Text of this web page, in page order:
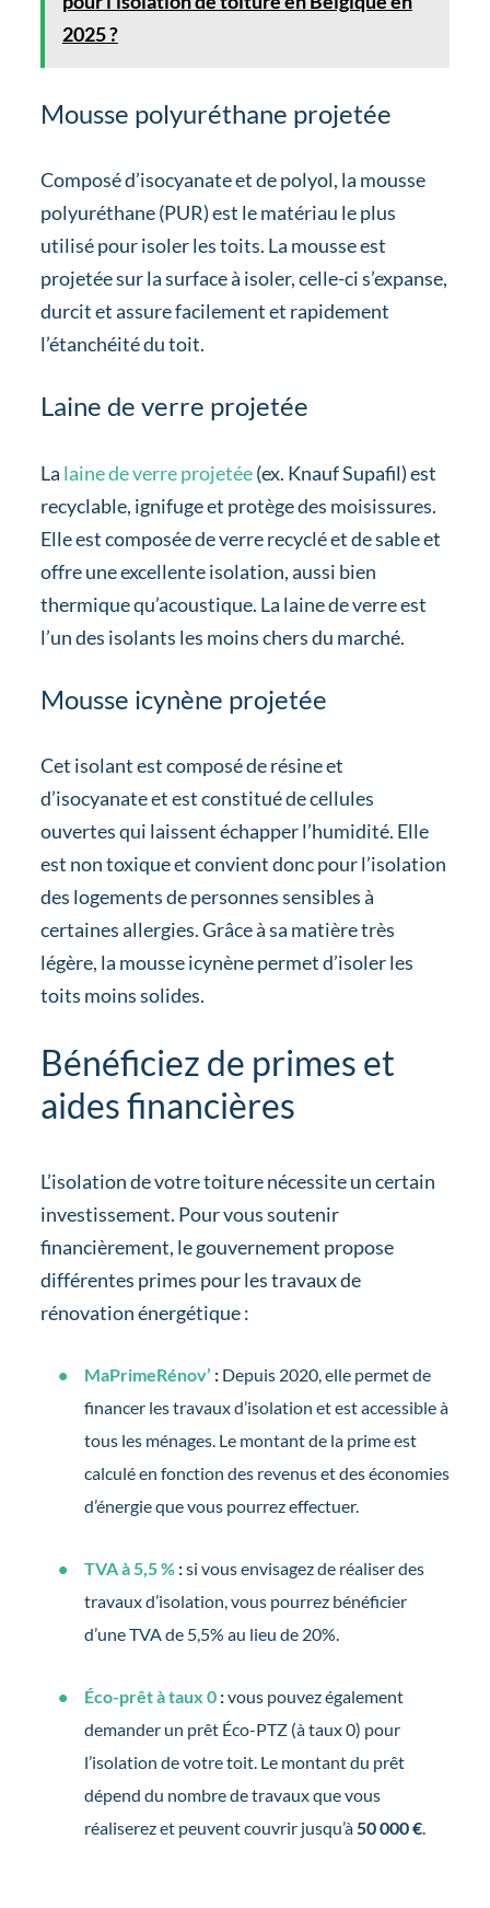
2025 ?
Mousse polyuréthane projetée
Composé d’isocyanate et de polyol, la mousse
polyuréthane (PUR) est le matériau le plus
utilisé pour isoler les toits. La mousse est
projetée sur la surface à isoler, celle-ci s’expanse,
durcit et assure facilement et rapidement
l’étanchéité du toit.
Laine de verre projetée
La laine de verre projetée(ex. Knauf Supafil) est
recyclable, ignifuge et protège des moisissures.
Elle est composée de verre recyclé et de sable et
offre une excellente isolation, aussi bien
thermique qu’acoustique. La laine de verre est
l’un des isolants les moins chers du marché.
Mousse icynène projetée
Cet isolant est composé de résine et
d’isocyanate et est constitué de cellules
ouvertes qui laissent échapper l’humidité. Elle
est non toxique et convient donc pour l’isolation
des logements de personnes sensibles à
certaines allergies. Grâce à sa matière très
légère, la mousse icynène permet d’isoler les
toits moins solides.
Bénéficiez de primes et
aides financières
L’isolation de votre toiture nécessite un certain
investissement. Pour vous soutenir
financièrement, le gouvernement propose
différentes primes pour les travaux de
rénovation énergétique :
MaPrimeRénov’ :Depuis 2020, elle permet de
financer les travaux d’isolation et est accessible à
tous les ménages. Le montant de la prime est
calculé en fonction des revenus et des économies
d’énergie que vous pourrez effectuer.
TVA à 5,5 %:si vous envisagez de réaliser des
travaux d’isolation, vous pourrez bénéficier
d’une TVA de 5,5% au lieu de 20%.
Éco-prêt à taux 0:vous pouvez également
demander un prêt Éco-PTZ (à taux 0) pour
l’isolation de votre toit. Le montant du prêt
dépend du nombre de travaux que vous
réaliserez et peuvent couvrir jusqu’à 50 000 €.